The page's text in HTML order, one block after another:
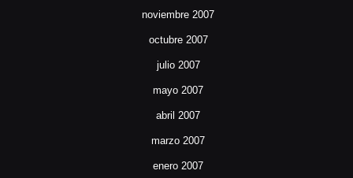
noviembre 2007
octubre 2007
julio 2007
mayo 2007
abril 2007
marzo 2007
enero 2007